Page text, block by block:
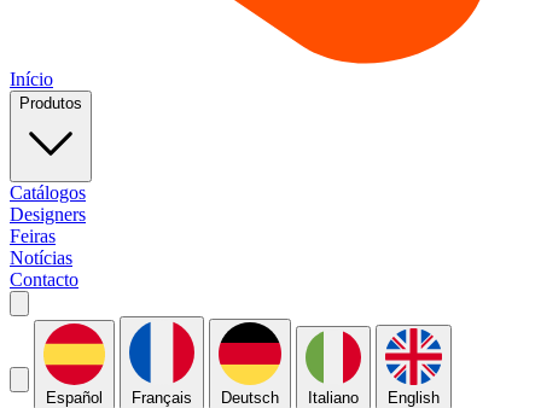
Início
Produtos
Catálogos
Designers
Feiras
Notícias
Contacto
Español Français Deutsch Italiano English